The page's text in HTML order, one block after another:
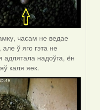
часам не ведае
ў яго гэта не
адлятала надоўга, ён
каля яек.